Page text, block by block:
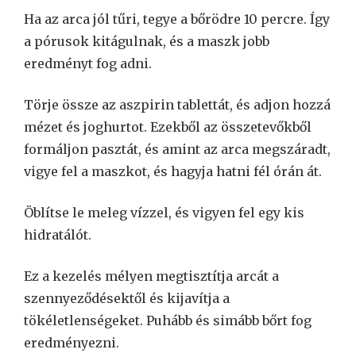
Ha az arca jól tűri, tegye a bőrödre 10 percre. Így
a pórusok kitágulnak, és a maszk jobb
eredményt fog adni.
Törje össze az aszpirin tablettát, és adjon hozzá
mézet és joghurtot. Ezekből az összetevőkből
formáljon pasztát, és amint az arca megszáradt,
vigye fel a maszkot, és hagyja hatni fél órán át.
Öblítse le meleg vízzel, és vigyen fel egy kis
hidratálót.
Ez a kezelés mélyen megtisztítja arcát a
szennyeződésektől és kijavítja a
tökéletlenségeket. Puhább és simább bőrt fog
eredményezni.